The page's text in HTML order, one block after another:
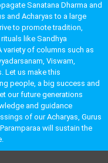
Sanatana Dharma and
and Acharyas to a large
to promote tradition,
like Sandhya
variety of columns such as
Viswam,
Let us make this
people, a big success and
our future generations
and guidance
of our Acharyas, Gurus
will sustain the